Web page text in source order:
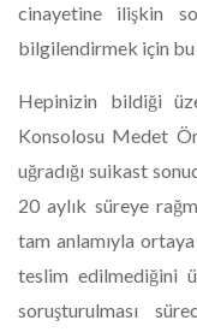
cinayetine ilişkin
bilgilendirmek için bu
​Hepinizin bildiği
Konsolosu Medet
uğradığı suikast
20 aylık süreye
tam anlamıyla ortaya
teslim edilmediğini
soruşturulması